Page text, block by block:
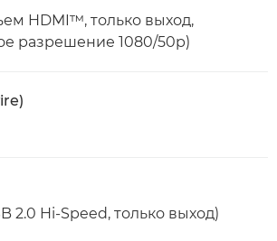
HDMI™, только выход,
разрешение 1080/50p)
2.0 Hi-Speed, только выход)